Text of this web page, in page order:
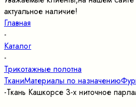
актуальное наличие!
Главная
-
Каталог
-
Трикотажные полотна
ТканиМатериалы по назначению
-Ткань Кашкорсе 3-х ниточное